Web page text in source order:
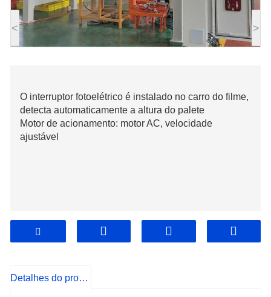
< >
O interruptor fotoelétrico é instalado no carro do filme,
detecta automaticamente a altura do palete
Motor de acionamento: motor AC, velocidade
ajustável
Detalhes do produto